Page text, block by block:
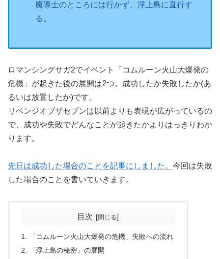
魔導士のところには行かず、浮上島に直行す
る。
ロマンシングサガ2でイベント「コムルーン火山大爆発の
危機」が起きた後の展開は2つ。成功したか失敗したか(あ
るいは放置したか)です。
リベンジオブザセブンは以前よりも表現が広がっているの
で、成功や失敗でどんなことが起きたかよりはっきりわか
ります。
先日は成功した場合のことを記事にしました。 今回は失敗
した場合のことを書いていきます。
目次
「コムルーン火山大爆発の危機」失敗への流れ
「浮上島の秘密」の展開